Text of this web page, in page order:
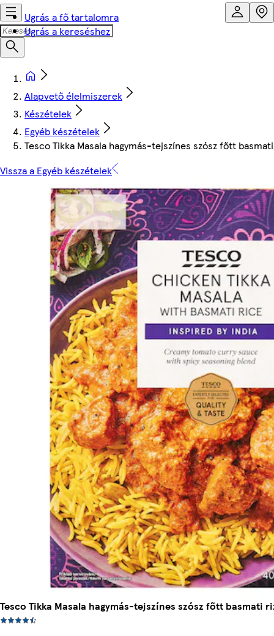
Ugrás a fő tartalomra
Ugrás a kereséshez
Alapvető élelmiszerek
Készételek
Egyéb készételek
Tesco Tikka Masala hagymás-tejszínes szósz főtt
Vissza a Egyéb készételek
Tesco Tikka Masala hagymás-tejszínes szósz főtt basmati